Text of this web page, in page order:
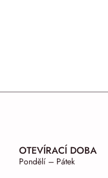
OTEVÍRACÍ DOBA
Pondělí – Pátek